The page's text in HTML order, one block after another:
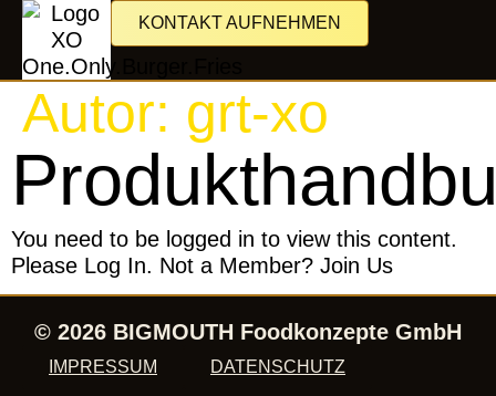
KONTAKT AUFNEHMEN
Autor: grt-xo
You need to be logged in to view this content.
Please Log In. Not a Member? Join Us
© 2026 BIGMOUTH Foodkonzepte GmbH
IMPRESSUM DATENSCHUTZ